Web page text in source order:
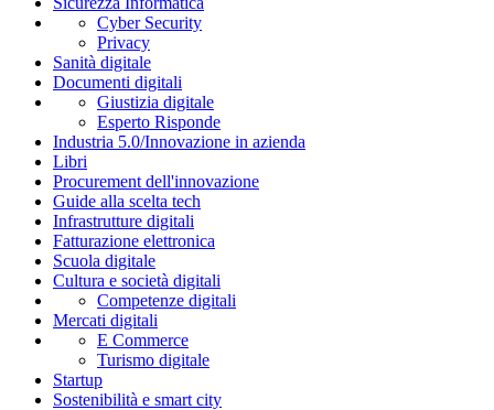
Cyber Security
Privacy
Sanità digitale
Documenti digitali
Giustizia digitale
Esperto Risponde
Industria 5.0/Innovazione in azienda
Libri
Procurement dell'innovazione
Guide alla scelta tech
Infrastrutture digitali
Fatturazione elettronica
Scuola digitale
Cultura e società digitali
Competenze digitali
Mercati digitali
E Commerce
Turismo digitale
Startup
Sostenibilità e smart city